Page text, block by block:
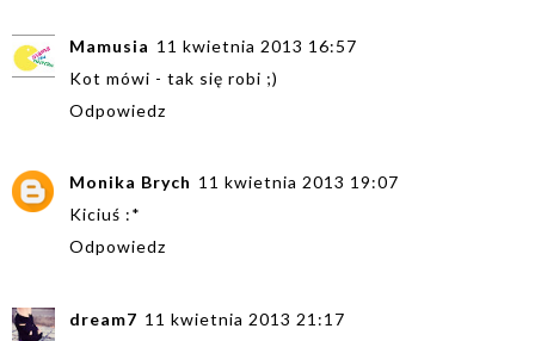
Mamusia 11 kwietnia 2013 16:57
Kot mówi - tak się robi ;)
Odpowiedz
Monika Brych 11 kwietnia 2013 19:07
Kiciuś :*
Odpowiedz
dream7 11 kwietnia 2013 21:17